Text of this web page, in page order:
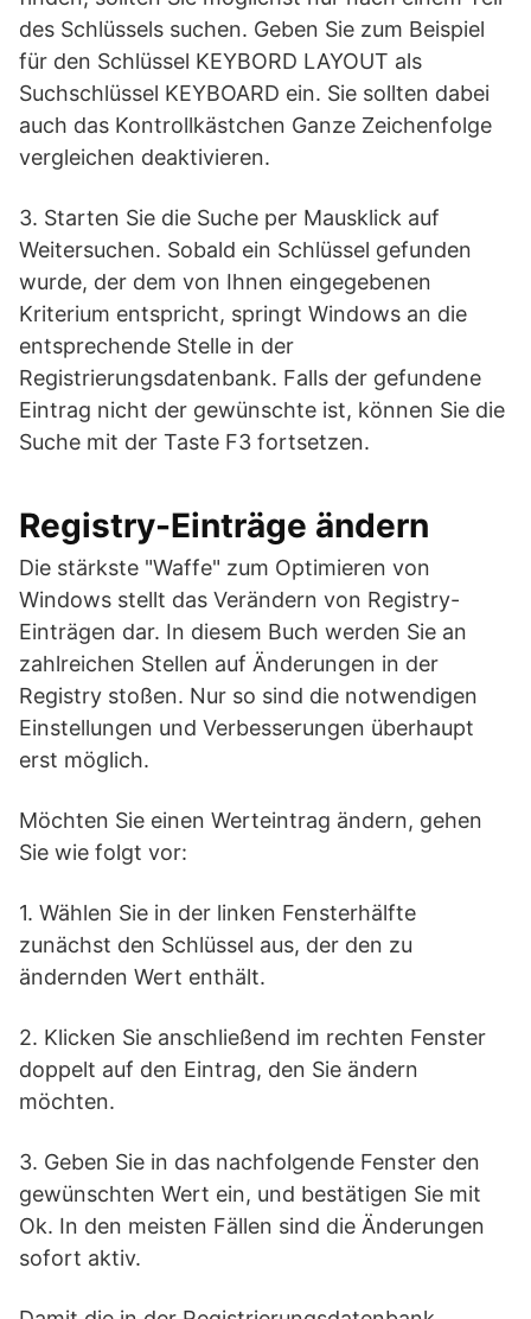
des Schlüssels suchen. Geben Sie zum Beispiel
für den Schlüssel KEYBORD LAYOUT als
Suchschlüssel KEYBOARD ein. Sie sollten dabei
auch das Kontrollkästchen Ganze Zeichenfolge
vergleichen deaktivieren.
3. Starten Sie die Suche per Mausklick auf
Weitersuchen. Sobald ein Schlüssel gefunden
wurde, der dem von Ihnen eingegebenen
Kriterium entspricht, springt Windows an die
entsprechende Stelle in der
Registrierungsdatenbank. Falls der gefundene
Eintrag nicht der gewünschte ist, können Sie die
Suche mit der Taste F3 fortsetzen.
Registry-Einträge ändern
Die stärkste "Waffe" zum Optimieren von
Windows stellt das Verändern von Registry-
Einträgen dar. In diesem Buch werden Sie an
zahlreichen Stellen auf Änderungen in der
Registry stoßen. Nur so sind die notwendigen
Einstellungen und Verbesserungen überhaupt
erst möglich.
Möchten Sie einen Werteintrag ändern, gehen
Sie wie folgt vor:
1. Wählen Sie in der linken Fensterhälfte
zunächst den Schlüssel aus, der den zu
ändernden Wert enthält.
2. Klicken Sie anschließend im rechten Fenster
doppelt auf den Eintrag, den Sie ändern
möchten.
3. Geben Sie in das nachfolgende Fenster den
gewünschten Wert ein, und bestätigen Sie mit
Ok. In den meisten Fällen sind die Änderungen
sofort aktiv.